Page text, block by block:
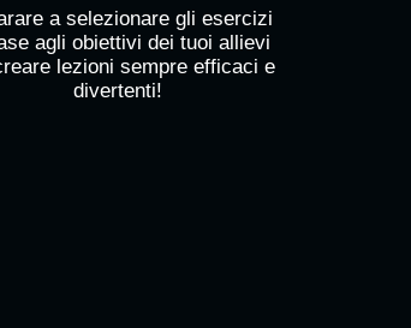
a selezionare gli esercizi
agli obiettivi dei tuoi allievi
lezioni sempre efficaci e
divertenti!